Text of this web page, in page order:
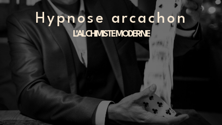
hypnose arcachon
L'ALCHIMISTE MODERNE